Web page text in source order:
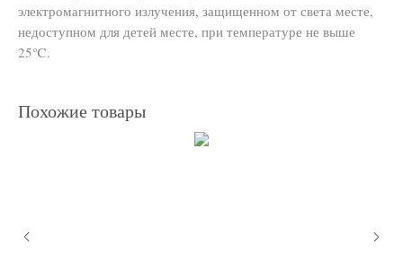
электромагнитного излучения, защищенном от света месте,
недоступном для детей месте, при температуре не выше
25℃.
Похожие товары